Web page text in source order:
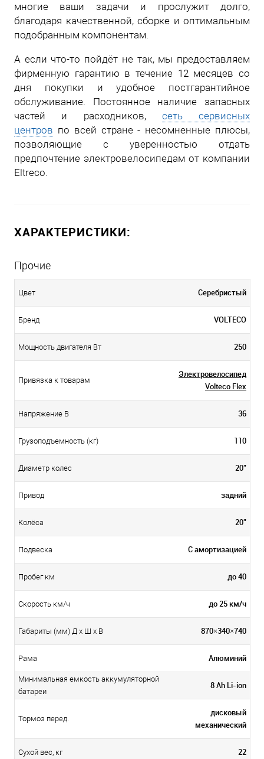
многие ваши задачи и прослужит долго,
благодаря качественной, сборке и оптимальным
подобранным компонентам.
А если что-то пойдёт не так, мы предоставляем
фирменную гарантию в течение 12 месяцев со
дня покупки и удобное постгарантийное
обслуживание. Постоянное наличие запасных
частей и расходников, сеть сервисных
центров по всей стране - несомненные плюсы,
позволяющие с уверенностью отдать
предпочтение электровелосипедам от компании
Eltreco.
ХАРАКТЕРИСТИКИ:
Прочие
Цвет Серебристый
Бренд VOLTECO
Мощность двигателя Вт 250
Привязка к товарам
Электровелосипед
Volteco Flex
Напряжение В 36
Грузоподъемность (кг) 110
Диаметр колес 20"
Привод задний
Колёса 20"
Подвеска С амортизацией
Пробег км до 40
Скорость км/ч до 25 км/ч
Габариты (мм) Д x Ш x В 870×340×740
Рама Алюминий
Минимальная емкость аккумуляторной
батареи
8 Ah Li-ion
Тормоз перед.
дисковый
механический
Сухой вес, кг 22